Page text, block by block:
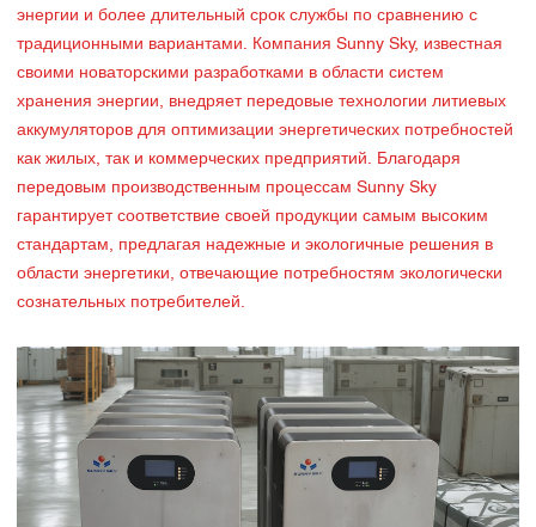
энергии и более длительный срок службы по сравнению с
традиционными вариантами. Компания Sunny Sky, известная
своими новаторскими разработками в области систем
хранения энергии, внедряет передовые технологии литиевых
аккумуляторов для оптимизации энергетических потребностей
как жилых, так и коммерческих предприятий. Благодаря
передовым производственным процессам Sunny Sky
гарантирует соответствие своей продукции самым высоким
стандартам, предлагая надежные и экологичные решения в
области энергетики, отвечающие потребностям экологически
сознательных потребителей.